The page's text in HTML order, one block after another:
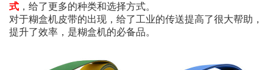
式，给了更多的种类和选择方式。
对于糊盒机皮带的出现，给了工业的传送提高了很大帮助，
提升了效率，是糊盒机的必备品。